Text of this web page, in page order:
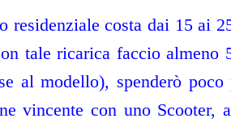
residenziale costa dai 15 ai
tale ricarica faccio almeno
al modello), spenderò
vincente con uno Scooter,